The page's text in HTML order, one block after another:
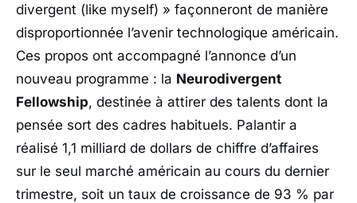
divergent (like myself) » façonneront de manière
disproportionnée l’avenir technologique américain.
Ces propos ont accompagné l’annonce d’un
nouveau programme : la Neurodivergent
Fellowship, destinée à attirer des talents dont la
pensée sort des cadres habituels. Palantir a
réalisé 1,1 milliard de dollars de chiffre d’affaires
sur le seul marché américain au cours du dernier
trimestre, soit un taux de croissance de 93 % par